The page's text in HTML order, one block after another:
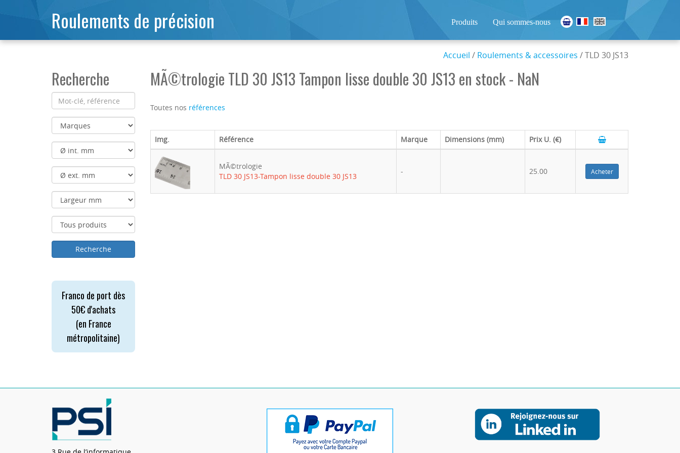
Roulements de précision Produits Qui sommes-nous
Accueil / Roulements & accessoires / TLD 30 JS13
Recherche
Franco de port dès
50€ d'achats
(en France
métropolitaine)
MÃ©trologie TLD 30 JS13 Tampon lisse double 30 JS13 en stock - NaN
Toutes nos références
Img. Référence Marque Dimensions (mm) Prix U. (€)
MÃ©trologie
TLD 30 JS13-Tampon lisse double 30 JS13
- 25.00 Acheter